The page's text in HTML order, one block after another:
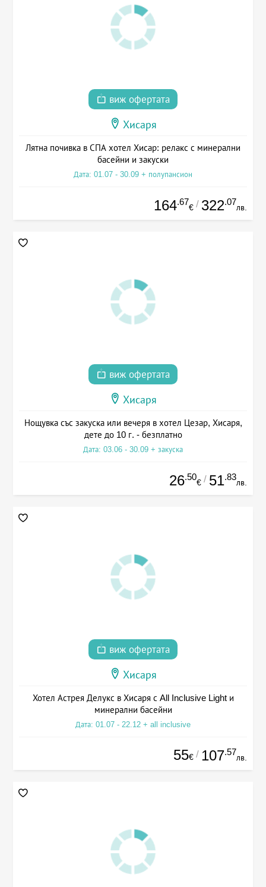
виж офертата
Хисаря
Лятна почивка в СПА хотел Хисар: релакс с минерални
басейни и закуски
Дата: 01.07 - 30.09 + полупансион
164.67
€ / 322.07
лв.
виж офертата
Хисаря
Нощувка със закуска или вечеря в хотел Цезар, Хисаря,
дете до 10 г. - безплатно
Дата: 03.06 - 30.09 + закуска
26.50
€ / 51.83
лв.
виж офертата
Хисаря
Хотел Астрея Делукс в Хисаря с All Inclusive Light и
минерални басейни
Дата: 01.07 - 22.12 + all inclusive
55€ / 107.57
лв.